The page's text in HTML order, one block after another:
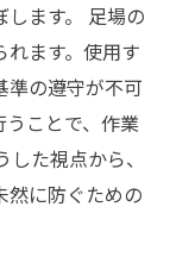
ます。 足場の
ます。使用す
準の遵守が不可
ことで、作業
た視点から、
然に防ぐための